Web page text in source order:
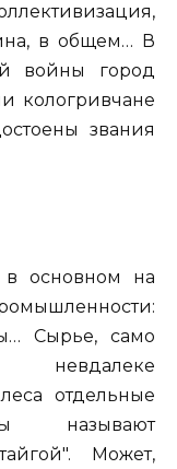
в общем… В
войны город
кологривчане
звания
в основном на
Сырье, само
отдельные
называют
Может,